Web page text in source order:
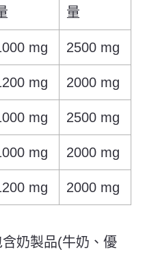
量
mg 2500 mg
mg 2000 mg
mg 2500 mg
mg 2000 mg
mg 2000 mg
奶製品(牛奶、優